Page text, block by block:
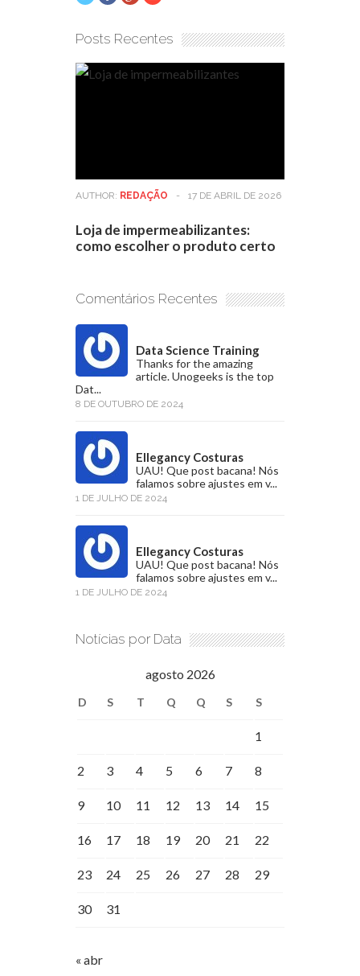
Posts Recentes
AUTHOR: REDAÇÃO - 17 DE ABRIL DE 2026
Loja de impermeabilizantes:
como escolher o produto certo
Comentários Recentes
Data Science Training
Thanks for the amazing
article. Unogeeks is the top
Dat...
8 DE OUTUBRO DE 2024
Ellegancy Costuras
UAU! Que post bacana! Nós
falamos sobre ajustes em v...
1 DE JULHO DE 2024
Ellegancy Costuras
UAU! Que post bacana! Nós
falamos sobre ajustes em v...
1 DE JULHO DE 2024
Notícias por Data
agosto 2026
D S T Q Q S S
1
2 3 4 5 6 7 8
9 10 11 12 13 14 15
16 17 18 19 20 21 22
23 24 25 26 27 28 29
30 31
« abr